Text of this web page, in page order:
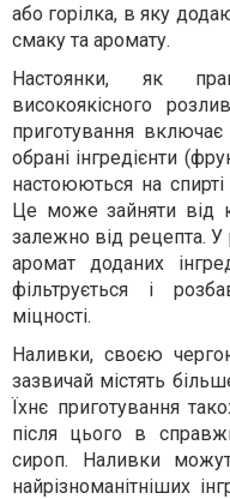
або горілка, в яку
смаку та аромату.
Настоянки, як
високоякісного
приготування
обрані інгредієнти
настоюються на
Це може зайняти від
залежно від рецепта. У
аромат доданих
фільтрується і
міцності.
Наливки, своєю
зазвичай містять
Їхнє приготування
після цього в
сироп. Наливки
найрізноманітніших